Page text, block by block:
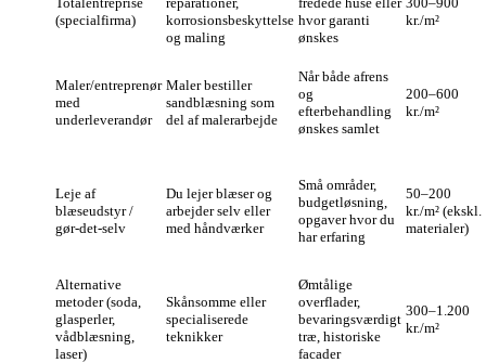
(specialfirma)
korrosionsbeskyttelse
og maling
hvor garanti
ønskes
kr./m²
Maler/entreprenør
med
underleverandør
Maler bestiller
sandblæsning som
del af malerarbejde
Når både afrens
og
efterbehandling
ønskes samlet
200–600
kr./m²
Leje af
blæseudstyr /
gør‑det‑selv
Du lejer blæser og
arbejder selv eller
med håndværker
Små områder,
budgetløsning,
opgaver hvor du
har erfaring
50–200
kr./m² (ekskl.
materialer)
Alternative
metoder (soda,
glasperler,
vådblæsning,
laser)
Skånsomme eller
specialiserede
teknikker
Ømtålige
overflader,
bevaringsværdigt
træ, historiske
facader
300–1.200
kr./m²